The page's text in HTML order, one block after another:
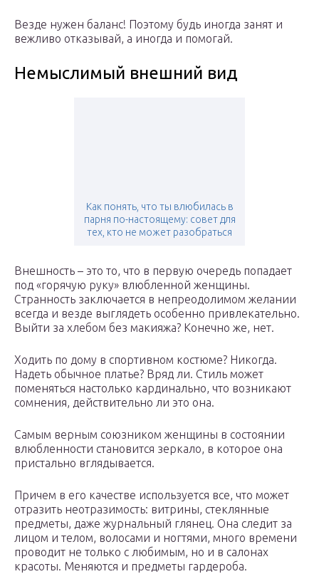
Везде нужен баланс! Поэтому будь иногда занят и
вежливо отказывай, а иногда и помогай.
Немыслимый внешний вид
Как понять, что ты влюбилась в
парня по-настоящему: совет для
тех, кто не может разобраться
Внешность – это то, что в первую очередь попадает
под «горячую руку» влюбленной женщины.
Странность заключается в непреодолимом желании
всегда и везде выглядеть особенно привлекательно.
Выйти за хлебом без макияжа? Конечно же, нет.
Ходить по дому в спортивном костюме? Никогда.
Надеть обычное платье? Вряд ли. Стиль может
поменяться настолько кардинально, что возникают
сомнения, действительно ли это она.
Самым верным союзником женщины в состоянии
влюбленности становится зеркало, в которое она
пристально вглядывается.
Причем в его качестве используется все, что может
отразить неотразимость: витрины, стеклянные
предметы, даже журнальный глянец. Она следит за
лицом и телом, волосами и ногтями, много времени
проводит не только с любимым, но и в салонах
красоты. Меняются и предметы гардероба.